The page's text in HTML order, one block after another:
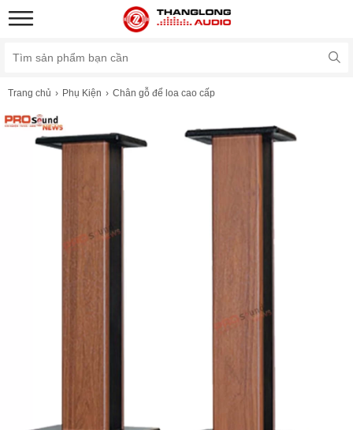
Trang chủ Phụ Kiện Chân gỗ để loa cao cấp